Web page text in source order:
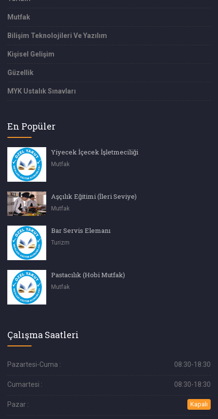
Mutfak
Bilişim Teknolojileri Ve Yazılım
Kişisel Gelişim
Güzellik
MYK Ustalık Sınavları
En Popüler
Yiyecek İçecek İşletmeciliği
Mutfak
Aşçılık Eğitimi (İleri Seviye)
Mutfak
Bar Servis Elemanı
Turizm
Pastacılık (Hobi Mutfak)
Mutfak
Çalışma Saatleri
Pazartesi-Cuma : 08:30-18:30
Cumartesi : 08:30-18:30
Pazar : Kapalı